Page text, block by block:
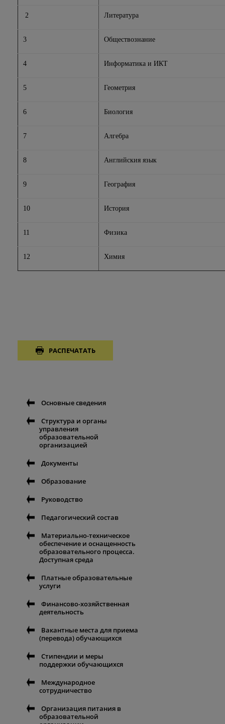
2 Литература
3 Обществознание
4 Информатика и ИКТ
5 Геометрия
6 Биология
7 Алгебра
8 Английския язык
9 География
10 История
11 Физика
12 Химия
РАСПЕЧАТАТЬ
Основные сведения
Структура и органы
управления
образовательной
организацией
Документы
Образование
Руководство
Педагогический состав
Материально-техническое
обеспечение и оснащенность
образовательного процесса.
Доступная среда
Платные образовательные
услуги
Финансово-хозяйственная
деятельность
Вакантные места для приема
(перевода) обучающихся
Стипендии и меры
поддержки обучающихся
Международное
сотрудничество
Организация питания в
образовательной